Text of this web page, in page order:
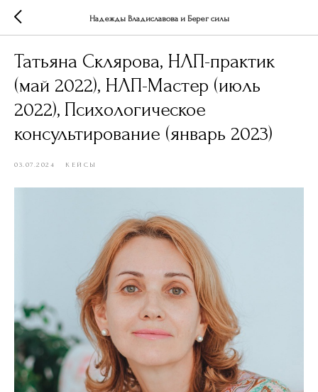
Надежды Владиславова и Берег силы
Татьяна Склярова, НЛП-практик
(май 2022), НЛП-Мастер (июль
2022), Психологическое
консультирование (январь 2023)
03.07.2024 КЕЙСЫ